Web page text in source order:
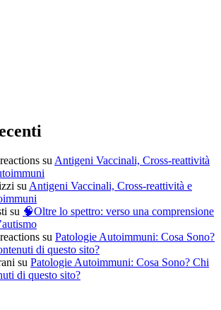
suAntigeni Vaccinali, Cross-reattività
suAntigeni Vaccinali, Cross-reattività e
su 🧠Oltre lo spettro: verso una comprensione
su Patologie Autoimmuni: Cosa Sono?
di questo sito?
su Patologie Autoimmuni: Cosa Sono? Chi
di questo sito?